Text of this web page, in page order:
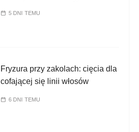
5 DNI TEMU
Fryzura przy zakolach: cięcia dla
cofającej się linii włosów
6 DNI TEMU